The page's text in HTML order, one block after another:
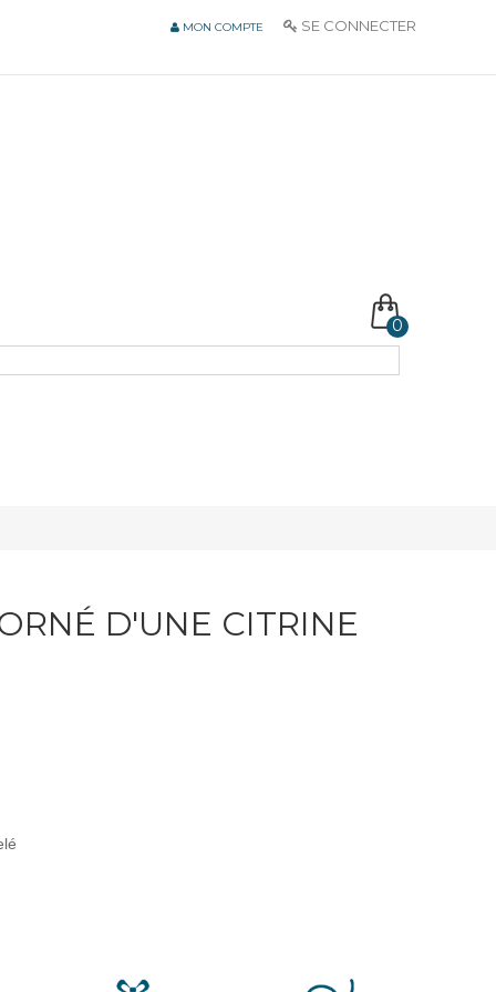
MON COMPTE SE CONNECTER
0
D'UNE CITRINE